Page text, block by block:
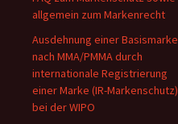
allgemein zum Markenrecht
Ausdehnung einer Basismarke
nach MMA/PMMA durch
internationale Registrierung
einer Marke (IR-Markenschutz)
bei der WIPO